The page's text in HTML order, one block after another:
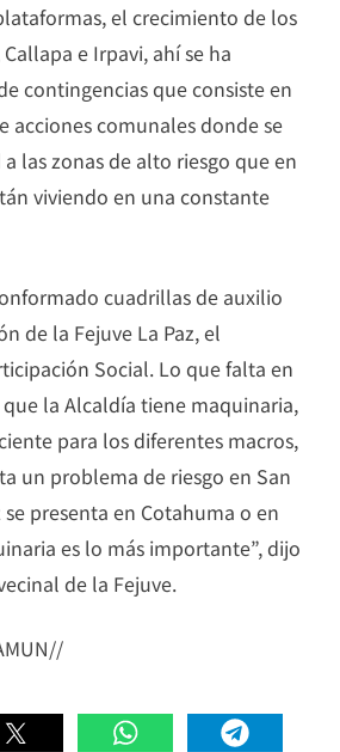
el crecimiento de los
e Irpavi, ahí se ha
contingencias que consiste en
acciones comunales donde se
las zonas de alto riesgo que en
viviendo en una constante
cuadrillas de auxilio
de la Fejuve La Paz, el
Social. Lo que falta en
la Alcaldía tiene maquinaria,
para los diferentes macros,
un problema de riesgo en San
presenta en Cotahuma o en
es lo más importante”, dijo
de la Fejuve.